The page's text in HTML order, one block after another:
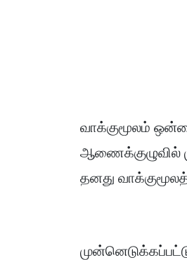
வாக்குமூலம்
ஆணைக்குழுவில்
தனது